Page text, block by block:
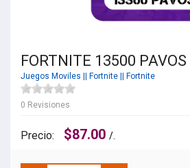
FORTNITE 13500 PAVOS
Juegos Moviles || Fortnite || Fortnite
0 Revisiones
Precio: $87.00 /.